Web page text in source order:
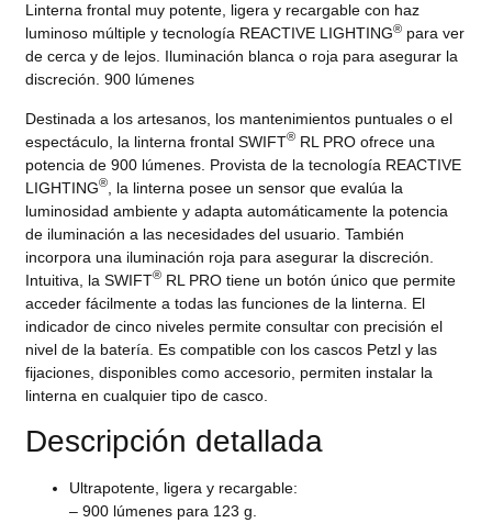
Linterna frontal muy potente, ligera y recargable con haz
luminoso múltiple y tecnología REACTIVE LIGHTING® para ver
de cerca y de lejos. Iluminación blanca o roja para asegurar la
discreción. 900 lúmenes
Destinada a los artesanos, los mantenimientos puntuales o el
espectáculo, la linterna frontal SWIFT® RL PRO ofrece una
potencia de 900 lúmenes. Provista de la tecnología REACTIVE
LIGHTING®
, la linterna posee un sensor que evalúa la
luminosidad ambiente y adapta automáticamente la potencia
de iluminación a las necesidades del usuario. También
incorpora una iluminación roja para asegurar la discreción.
Intuitiva, la SWIFT® RL PRO tiene un botón único que permite
acceder fácilmente a todas las funciones de la linterna. El
indicador de cinco niveles permite consultar con precisión el
nivel de la batería. Es compatible con los cascos Petzl y las
fijaciones, disponibles como accesorio, permiten instalar la
linterna en cualquier tipo de casco.
Descripción detallada
Ultrapotente, ligera y recargable:
– 900 lúmenes para 123 g.